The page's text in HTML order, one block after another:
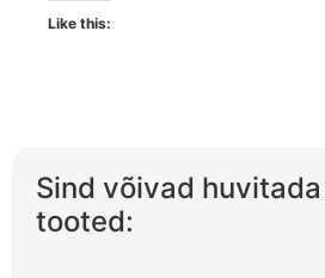
Like this:
Sind võivad
tooted: